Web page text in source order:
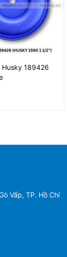
Husky 189426
Vấp, TP. Hồ Chí